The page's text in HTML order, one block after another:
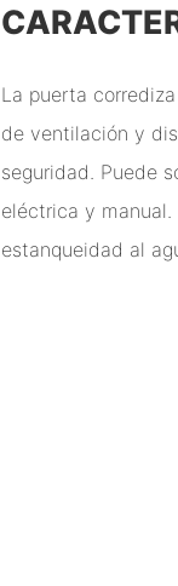
La puerta
de ventilación y
seguridad. Puede
eléctrica y
estanqueidad al